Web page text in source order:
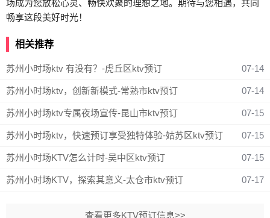
场成为您放松心灵、畅快欢聚的理想之地。期待与您相遇，共同
畅享这段美好时光！
相关推荐
苏州小时场ktv 有没有？-虎丘区ktv预订 07-14
苏州小时场ktv，创新新模式-常熟市ktv预订 07-14
苏州小时场ktv专属夜场宣传-昆山市ktv预订 07-15
苏州小时场ktv，快速预订享受独特体验-姑苏区ktv预订 07-15
苏州小时场KTV怎么计时-吴中区ktv预订 07-15
苏州小时场KTV，探索其意义-太仓市ktv预订 07-17
查看更多KTV预订信息>>